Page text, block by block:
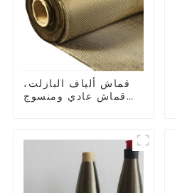
قماش ألياف البازلت،
قماش عادي ومنسوج